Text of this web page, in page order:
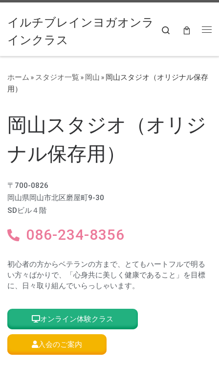
コンテンツへスキップ
イルチブレインヨガオンラ
インクラス
Search
ホーム » スタジオ一覧 » 岡山 » 岡山スタジオ（オリジナル保存
用）
岡山スタジオ（オリジ
ナル保存用）
〒700-0826
岡山県岡山市北区磨屋町9-30
SDビル４階
086-234-8356
初心者の方からベテランの方まで、とてもハートフルで明る
い方々ばかりで、「心身共に美しく健康であること」を目標
に、日々取り組んでいらっしゃいます。
オンライン体験クラス
入会のご案内